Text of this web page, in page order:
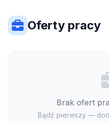
Oferty pracy
Brak ofert
Bądź pierwszy —